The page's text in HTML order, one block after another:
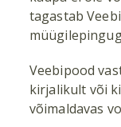
tagastab
Veebipood
kirjalikult või
võimaldavas